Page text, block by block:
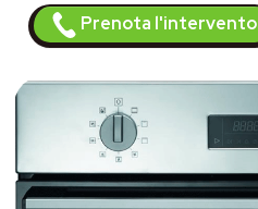
Prenota l'intervento